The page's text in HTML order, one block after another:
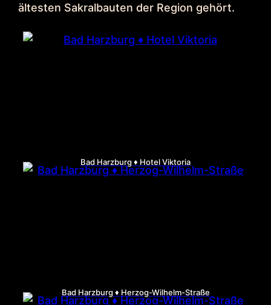
ältesten Sakralbauten der Region gehört.
Bad Harzburg ♦ Hotel Viktoria
Bad Harzburg ♦ Herzog-Wilhelm-Straße